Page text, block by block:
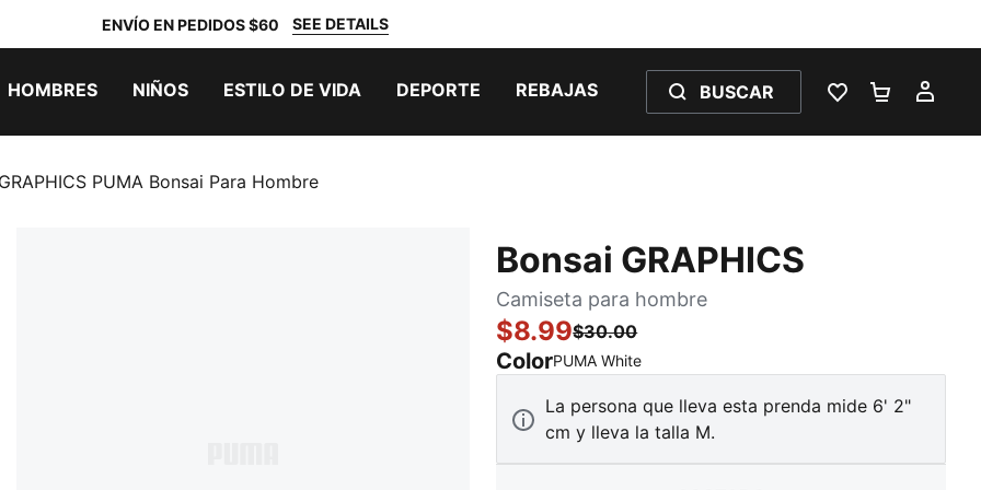
ENVÍO EN PEDIDOS $60 SEE DETAILS
HOMBRES NIÑOS ESTILO DE VIDA DEPORTE REBAJAS BUSCAR
LISTA DE
PUMA Bonsai Para Hombre
Bonsai GRAPHICS
Camiseta para hombre
$8.99$30.00
ColorPUMA White:
La persona que lleva esta prenda mide 6' 2"
cm y lleva la talla M.